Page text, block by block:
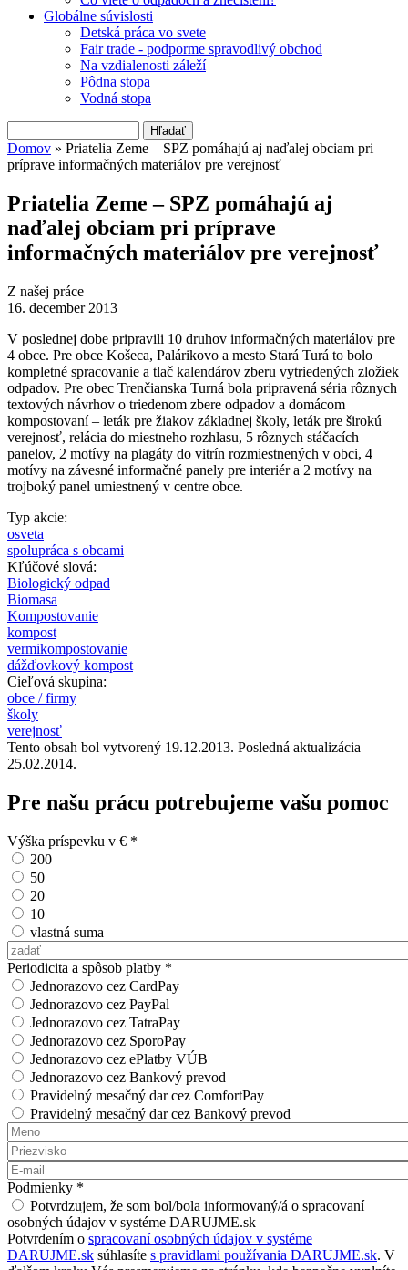
Globálne súvislosti
Detská práca vo svete
Fair trade - podporme spravodlivý obchod
Na vzdialenosti záleží
Pôdna stopa
Vodná stopa
Vyhľadávanie
Nachádzate sa tu
Domov » Priatelia Zeme – SPZ pomáhajú aj naďalej obciam pri
príprave informačných materiálov pre verejnosť
Priatelia Zeme – SPZ pomáhajú aj
naďalej obciam pri príprave
informačných materiálov pre verejnosť
Z našej práce
16. december 2013
V poslednej dobe pripravili 10 druhov informačných materiálov pre
4 obce. Pre obce Košeca, Palárikovo a mesto Stará Turá to bolo
kompletné spracovanie a tlač kalendárov zberu vytriedených zložiek
odpadov. Pre obec Trenčianska Turná bola pripravená séria rôznych
textových návrhov o triedenom zbere odpadov a domácom
kompostovaní – leták pre žiakov základnej školy, leták pre širokú
verejnosť, relácia do miestneho rozhlasu, 5 rôznych stáčacích
panelov, 2 motívy na plagáty do vitrín rozmiestnených v obci, 4
motívy na závesné informačné panely pre interiér a 2 motívy na
trojboký panel umiestnený v centre obce.
Typ akcie:
osveta
spolupráca s obcami
Kľúčové slová:
Biologický odpad
Biomasa
Kompostovanie
kompost
vermikompostovanie
dážďovkový kompost
Cieľová skupina:
obce / firmy
školy
verejnosť
Tento obsah bol vytvorený 19.12.2013. Posledná aktualizácia
25.02.2014.
Pre našu prácu potrebujeme vašu pomoc
Výška príspevku v € *
200
50
20
10
vlastná suma
Vlastná suma
Periodicita a spôsob platby *
Jednorazovo cez CardPay
Jednorazovo cez PayPal
Jednorazovo cez TatraPay
Jednorazovo cez SporoPay
Jednorazovo cez ePlatby VÚB
Jednorazovo cez Bankový prevod
Pravidelný mesačný dar cez ComfortPay
Pravidelný mesačný dar cez Bankový prevod
Meno
Priezvisko
E-mail
Podmienky *
Potvrdzujem, že som bol/bola informovaný/á o spracovaní
osobných údajov v systéme DARUJME.sk
Potvrdením o spracovaní osobných údajov v systéme
DARUJME.sk súhlasíte s pravidlami používania DARUJME.sk. V